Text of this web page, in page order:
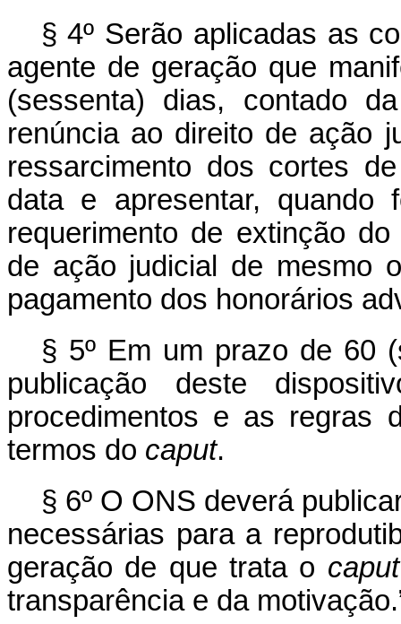
§ 4º Serão aplicadas as
agente de geração que
(sessenta) dias, contado
renúncia ao direito de ação
ressarcimento dos cortes
data e apresentar,
requerimento de extinção
de ação judicial de mesmo
pagamento dos honorários
§ 5º Em um prazo de 60
publicação deste
procedimentos e as regras
termos do caput.
§ 6º O ONS deverá
necessárias para a
geração de que trata o caput
transparência e da